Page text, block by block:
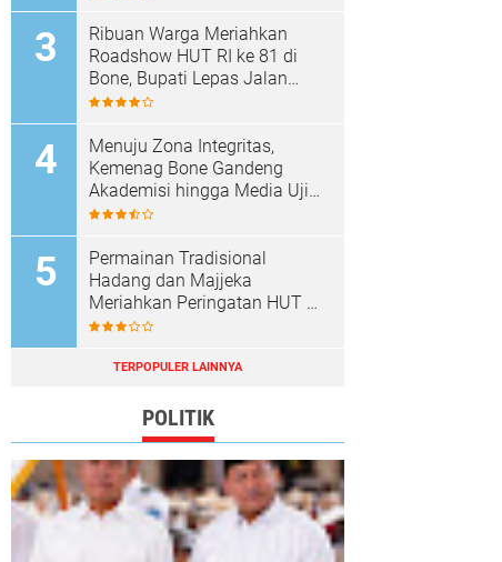
Ribuan Warga Meriahkan
Roadshow HUT RI ke 81 di
Bone, Bupati Lepas Jalan
Santai
Menuju Zona Integritas,
Kemenag Bone Gandeng
Akademisi hingga Media Uji
Standar Pelayanan
Permainan Tradisional
Hadang dan Majjeka
Meriahkan Peringatan HUT RI
di Sibulue
TERPOPULER LAINNYA
POLITIK